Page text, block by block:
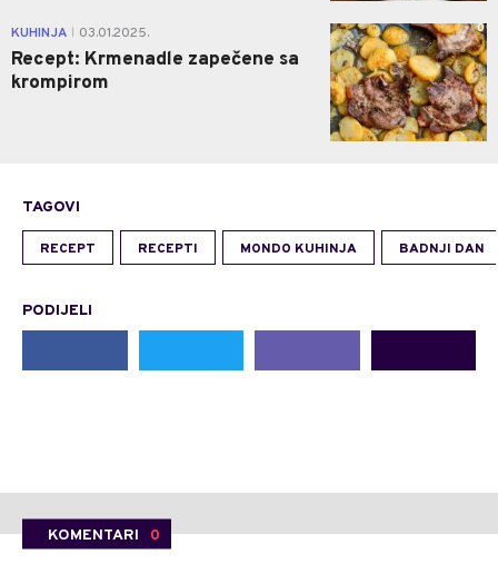
KUHINJA 03.01.2025.
Recept: Krmenadle zapečene sa
krompirom
0
TAGOVI
RECEPT RECEPTI MONDO KUHINJA BADNJI DAN
PODIJELI
KOMENTARI 0